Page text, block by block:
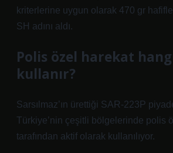
kriterlerine uygun olarak 470 gr
SH adını aldı.
Polis özel harekat
kullanır?
Sarsılmaz’ın ürettiği SAR-223P
Türkiye’nin çeşitli bölgelerinde polis
tarafından aktif olarak kullanılıyor.